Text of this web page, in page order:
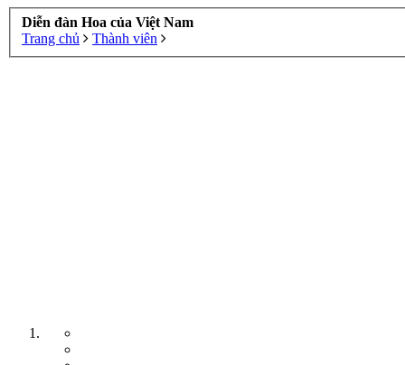
Diễn đàn Hoa của Việt Nam
Trang chủ
Thành viên